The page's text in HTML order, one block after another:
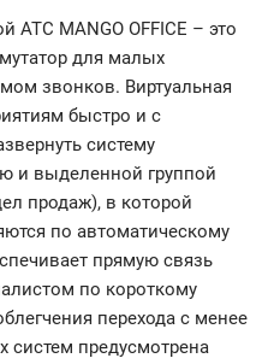
АТС MANGO OFFICE – это
для малых
звонков. Виртуальная
быстро и с
систему
и выделенной группой
продаж), в которой
по автоматическому
прямую связь
по короткому
перехода с менее
предусмотрена